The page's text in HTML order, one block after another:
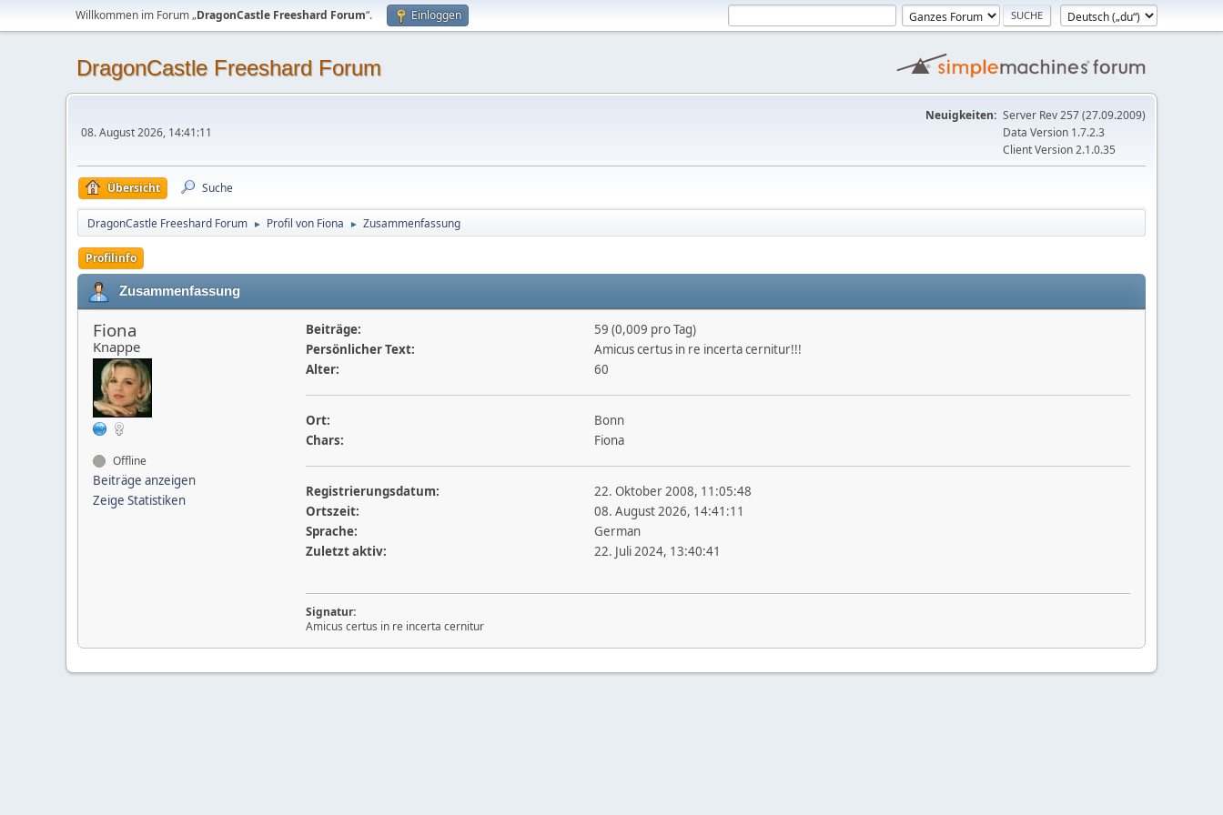
Willkommen im Forum „DragonCastle Freeshard Forum“. Einloggen
DragonCastle Freeshard Forum
08. August 2026, 14:41:11
Neuigkeiten: Server Rev 257 (27.09.2009)
Data Version 1.7.2.3
Client Version 2.1.0.35
Übersicht Suche
DragonCastle Freeshard Forum ► Profil von Fiona ► Zusammenfassung
Profilinfo
Zusammenfassung
Fiona
Knappe
Offline
Beiträge anzeigen
Zeige Statistiken
Beiträge:
59 (0,009 pro Tag)
Persönlicher Text:
Amicus certus in re incerta cernitur!!!
Alter:
60
Ort:
Bonn
Chars:
Fiona
Registrierungsdatum:
22. Oktober 2008, 11:05:48
Ortszeit:
08. August 2026, 14:41:11
Sprache:
German
Zuletzt aktiv:
22. Juli 2024, 13:40:41
Signatur:
Amicus certus in re incerta cernitur